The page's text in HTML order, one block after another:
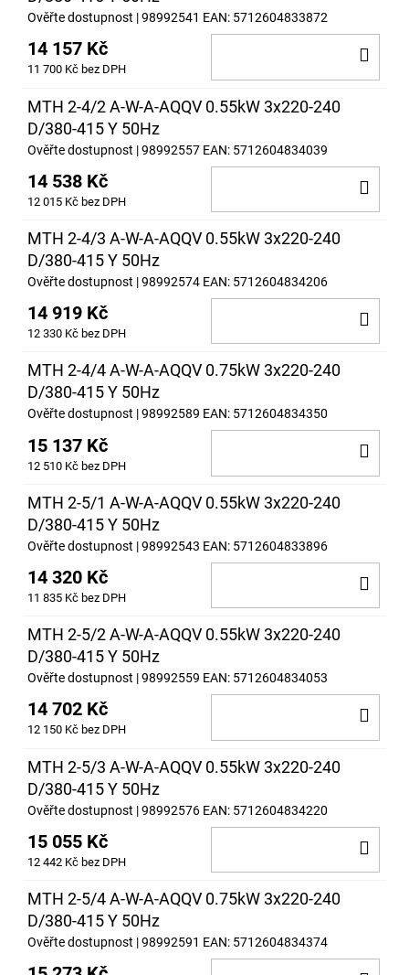
Ověřte dostupnost | 98992541 EAN: 5712604833872
14 157 Kč
11 700 Kč bez DPH
MTH 2-4/2 A-W-A-AQQV 0.55kW 3x220-240
D/380-415 Y 50Hz
Ověřte dostupnost | 98992557 EAN: 5712604834039
14 538 Kč
12 015 Kč bez DPH
MTH 2-4/3 A-W-A-AQQV 0.55kW 3x220-240
D/380-415 Y 50Hz
Ověřte dostupnost | 98992574 EAN: 5712604834206
14 919 Kč
12 330 Kč bez DPH
MTH 2-4/4 A-W-A-AQQV 0.75kW 3x220-240
D/380-415 Y 50Hz
Ověřte dostupnost | 98992589 EAN: 5712604834350
15 137 Kč
12 510 Kč bez DPH
MTH 2-5/1 A-W-A-AQQV 0.55kW 3x220-240
D/380-415 Y 50Hz
Ověřte dostupnost | 98992543 EAN: 5712604833896
14 320 Kč
11 835 Kč bez DPH
MTH 2-5/2 A-W-A-AQQV 0.55kW 3x220-240
D/380-415 Y 50Hz
Ověřte dostupnost | 98992559 EAN: 5712604834053
14 702 Kč
12 150 Kč bez DPH
MTH 2-5/3 A-W-A-AQQV 0.55kW 3x220-240
D/380-415 Y 50Hz
Ověřte dostupnost | 98992576 EAN: 5712604834220
15 055 Kč
12 442 Kč bez DPH
MTH 2-5/4 A-W-A-AQQV 0.75kW 3x220-240
D/380-415 Y 50Hz
Ověřte dostupnost | 98992591 EAN: 5712604834374